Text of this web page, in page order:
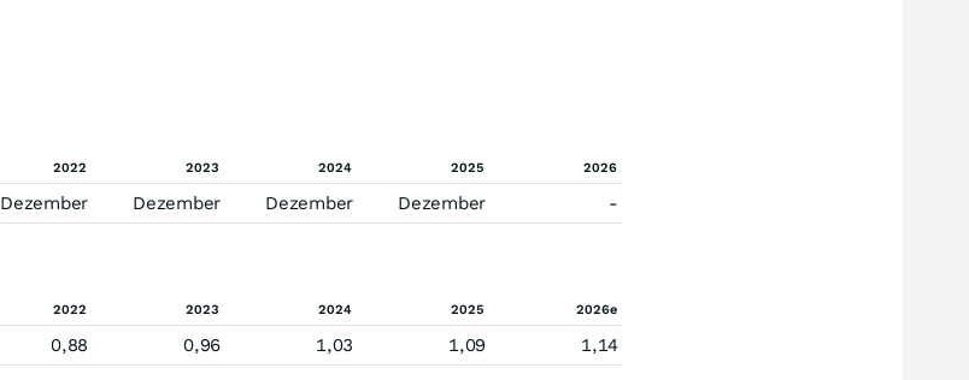
2022 2023 2024 2025 2026
Dezember Dezember Dezember Dezember -
2022 2023 2024 2025 2026e
0,88 0,96 1,03 1,09 1,14